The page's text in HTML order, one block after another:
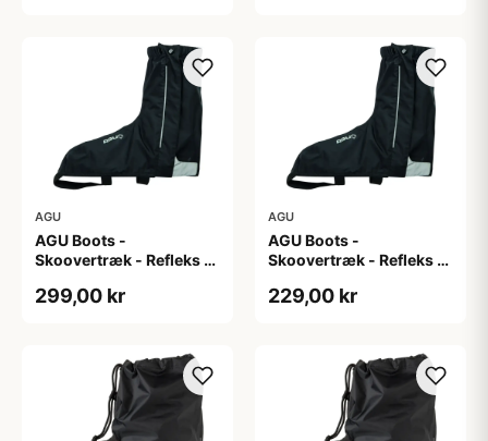
AGU
AGU Boots -
Skoovertræk - Refleks -
299,00 kr
AGU
AGU Boots -
Skoovertræk - Refleks -
229,00 kr